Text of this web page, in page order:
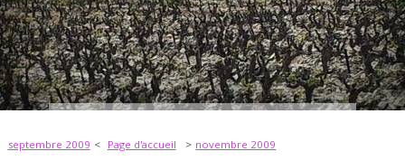
septembre 2009 Page d'accueil novembre 2009